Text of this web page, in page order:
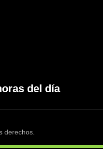
del día
derechos.